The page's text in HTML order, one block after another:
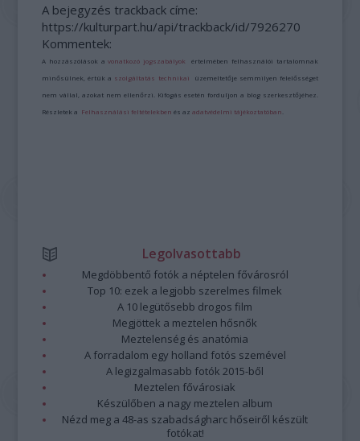
A bejegyzés trackback címe:
https://kulturpart.hu/api/trackback/id/7926270
Kommentek:
A hozzászólások avonatkozó jogszabályok értelmében felhasználói tartalomnak
minősülnek, értük a szolgáltatás technikai üzemeltetője semmilyen felelősséget
nem vállal, azokat nem ellenőrzi. Kifogás esetén forduljon a blog szerkesztőjéhez.
Részletek a Felhasználási feltételekben és azadatvédelmi tájékoztatóban
Legolvasottabb
Megdöbbentő fotók a néptelen fővárosról
Top 10: ezek a legjobb szerelmes filmek
A 10 legütősebb drogos film
Megjöttek a meztelen hősnők
Meztelenség és anatómia
A forradalom egy holland fotós szemével
A legizgalmasabb fotók 2015-ből
Meztelen fővárosiak
Készülőben a nagy meztelen album
Nézd meg a 48-as szabadságharc hőseiről készült
fotókat!